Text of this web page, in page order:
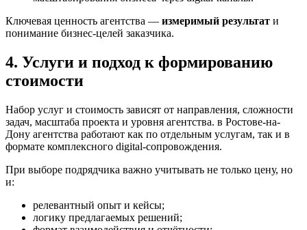
Ключевая ценность агентства — измеримый результат и
понимание бизнес-целей заказчика.
4. Услуги и подход к формированию
стоимости
Набор услуг и стоимость зависят от направления, сложности
задач, масштаба проекта и уровня агентства. в Ростове-на-
Дону агентства работают как по отдельным услугам, так и в
формате комплексного digital-сопровождения.
При выборе подрядчика важно учитывать не только цену, но
и:
релевантный опыт и кейсы;
логику предлагаемых решений;